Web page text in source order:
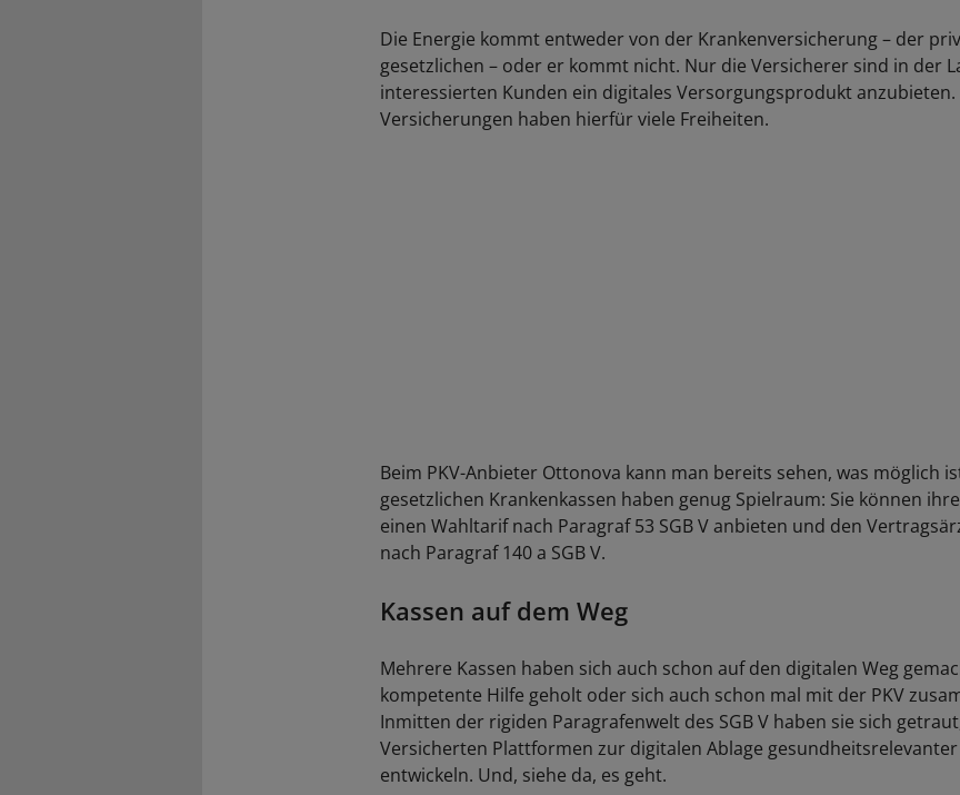
Die Energie kommt entweder von der Krankenversicherung – der
gesetzlichen – oder er kommt nicht. Nur die Versicherer sind in der
interessierten Kunden ein digitales Versorgungsprodukt
Versicherungen haben hierfür viele Freiheiten.
Beim PKV-Anbieter Ottonova kann man bereits sehen, was möglich
gesetzlichen Krankenkassen haben genug Spielraum: Sie können
einen Wahltarif nach Paragraf 53 SGB V anbieten und den
nach Paragraf 140 a SGB V.
Kassen auf dem Weg
Mehrere Kassen haben sich auch schon auf den digitalen Weg
kompetente Hilfe geholt oder sich auch schon mal mit der PKV
Inmitten der rigiden Paragrafenwelt des SGB V haben sie sich
Versicherten Plattformen zur digitalen Ablage
entwickeln. Und, siehe da, es geht.